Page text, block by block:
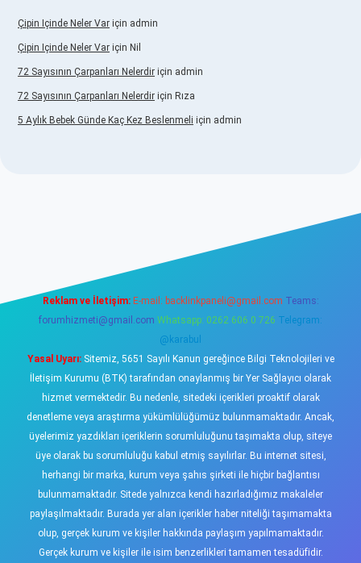
Çipin Içinde Neler Var için admin
Çipin Içinde Neler Var için Nil
72 Sayısının Çarpanları Nelerdir için admin
72 Sayısının Çarpanları Nelerdir için Rıza
5 Aylık Bebek Günde Kaç Kez Beslenmeli için admin
Reklam ve İletişim: E-mail: backlinkpaneli@gmail.com Teams:
forumhizmeti@gmail.com Whatsapp: 0262 606 0 726 Telegram:
@karabul
Yasal Uyarı:Sitemiz, 5651 Sayılı Kanun gereğince Bilgi Teknolojileri ve
İletişim Kurumu (BTK) tarafından onaylanmış bir Yer Sağlayıcı olarak
hizmet vermektedir. Bu nedenle, sitedeki içerikleri proaktif olarak
denetleme veya araştırma yükümlülüğümüz bulunmamaktadır. Ancak,
üyelerimiz yazdıkları içeriklerin sorumluluğunu taşımakta olup, siteye
üye olarak bu sorumluluğu kabul etmiş sayılırlar. Bu internet sitesi,
herhangi bir marka, kurum veya şahıs şirketi ile hiçbir bağlantısı
bulunmamaktadır. Sitede yalnızca kendi hazırladığımız makaleler
paylaşılmaktadır. Burada yer alan içerikler haber niteliği taşımamakta
olup, gerçek kurum ve kişiler hakkında paylaşım yapılmamaktadır.
Gerçek kurum ve kişiler ile isim benzerlikleri tamamen tesadüfidir.